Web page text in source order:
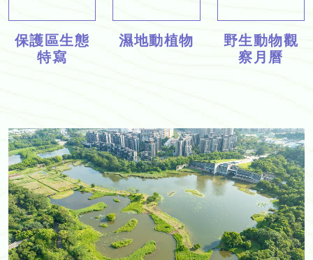
保護區生態
特寫
濕地動植物
野生動物觀
察月曆